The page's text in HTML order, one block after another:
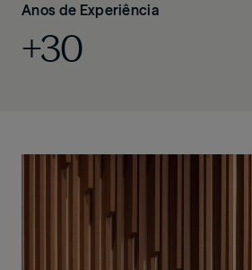
Anos de Experiência
+30